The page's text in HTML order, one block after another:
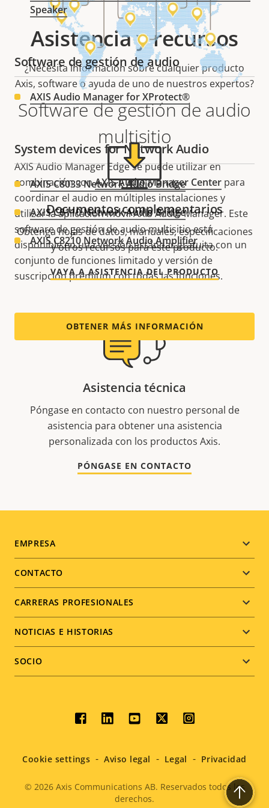
Software de gestión de audio
multisitio
AXIS Audio Manager Edge se puede utilizar en
combinación conAXIS Audio Manager Center para
coordinar el audio en múltiples instalaciones y
utilizar la aplicación móvil AXIS Audio Manager. Este
software de gestión de audio multisitio está
disponible en una versión estándar gratuita con un
conjunto de funciones limitado y versión de
suscripción premium con todas las funciones.
OBTENER MÁS INFORMACIÓN
Speaker
Software de gestión de audio
AXIS Audio Manager for XProtect®
System devices for Network Audio
AXIS C8033 Network Audio Bridge
AXIS C8110 Network Audio Bridge
AXIS C8210 Network Audio Amplifier
Asistencia y recursos
¿Necesita información sobre cualquier producto
Axis, software o ayuda de uno de nuestros expertos?
Documentos complementarios
Obtenga hojas de datos, manuales, especificaciones
y otros recursos para este producto.
VAYA A ASISTENCIA DEL PRODUCTO
Asistencia técnica
Póngase en contacto con nuestro personal de
asistencia para obtener una asistencia
personalizada con los productos Axis.
PÓNGASE EN CONTACTO
Footer
menu
EMPRESA
CONTACTO
CARRERAS PROFESIONALES
NOTICIAS E HISTORIAS
SOCIO
Social
menu
© 2026Axis Communications AB. Reservados todos los
derechos.
Cookie settings Aviso legal Legal Privacidad